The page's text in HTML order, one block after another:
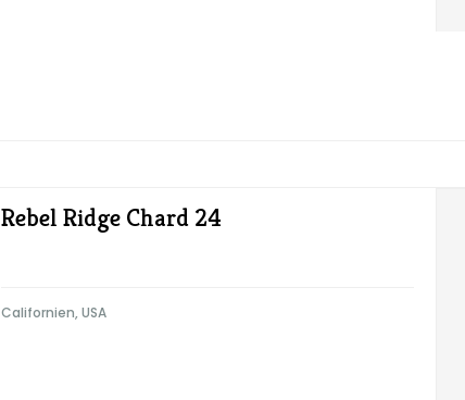
Rebel Ridge Chard 24
Californien, USA